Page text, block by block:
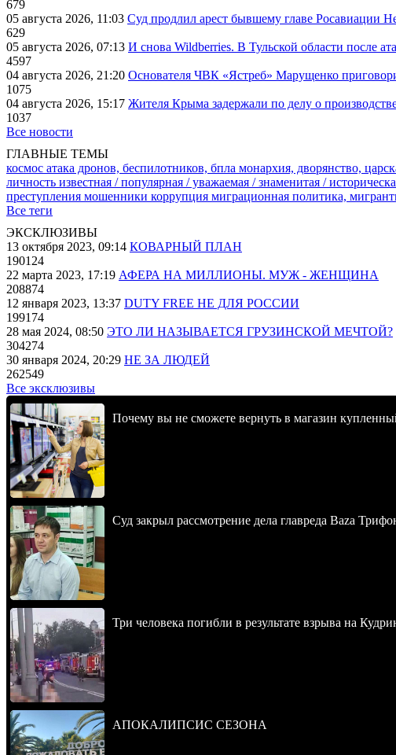
679
05 августа 2026, 11:03 Суд продлил арест бывшему главе Росавиации
629
05 августа 2026, 07:13 И снова Wildberries. В Тульской области после
4597
04 августа 2026, 21:20 Основателя ЧВК «Ястреб» Марущенко
1075
04 августа 2026, 15:17 Жителя Крыма задержали по делу о
1037
Все новости
ГЛАВНЫЕ ТЕМЫ
космос атака дронов, беспилотников, бпла монархия, дворянство,
личность известная / популярная / уважаемая / знаменитая /
преступления мошенники коррупция миграционная политика,
Все теги
ЭКСКЛЮЗИВЫ
13 октября 2023, 09:14 КОВАРНЫЙ ПЛАН
190124
22 марта 2023, 17:19 АФЕРА НА МИЛЛИОНЫ. МУЖ - ЖЕНЩИНА
208874
12 января 2023, 13:37 DUTY FREE НЕ ДЛЯ РОССИИ
199174
28 мая 2024, 08:50 ЭТО ЛИ НАЗЫВАЕТСЯ ГРУЗИНСКОЙ МЕЧТОЙ?
304274
30 января 2024, 20:29 НЕ ЗА ЛЮДЕЙ
262549
Все эксклюзивы
Почему вы не сможете вернуть в магазин
Суд закрыл рассмотрение дела главреда Baza
Три человека погибли в результате взрыва на
АПОКАЛИПСИС СЕЗОНА